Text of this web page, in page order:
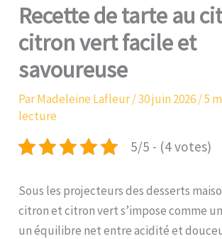
Recette de tarte au
citron vert facile et
savoureuse
ParMadeleine Lafleur/30 juin 2026/5
lecture
5/5 - (4 votes)
Sous les projecteurs des desserts
citron et citron vert s’impose comme
un équilibre net entre acidité et